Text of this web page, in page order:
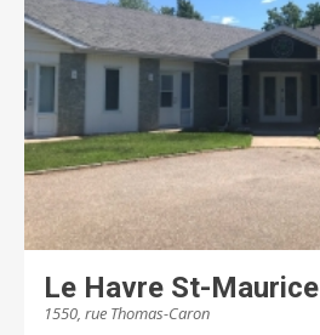
Le Havre St-Maurice
1550, rue Thomas-Caron